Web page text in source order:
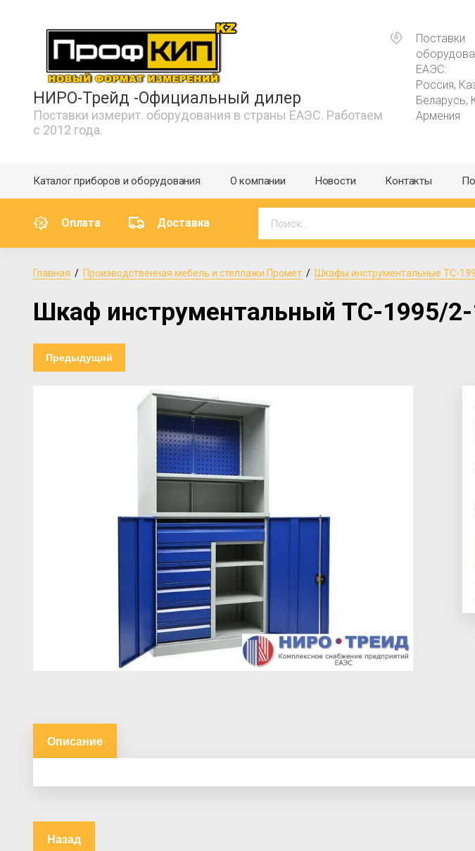
НИРО-Трейд -Официальный дилер
Поставки измерит. оборудования в страны ЕАЭС. Работаем
с 2012 года.
Поставки
ЕАЭС:
Россия,
Беларусь,
Армения
Каталог приборов и оборудования О компании Новости Контакты
Оплата Доставка
Главная
  /
Производственная мебель и стеллажи Промет
  /
Шкафы инструментальные ТС-
Шкаф инструментальный TC-1995/
Предыдущий
Описание
Назад